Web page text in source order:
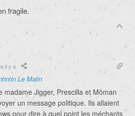
fragile.
il y a
Le Malin
madame Jigger, Prescilla et Môman
un message politique. Ils allaient
pour dire à quel point les méchants